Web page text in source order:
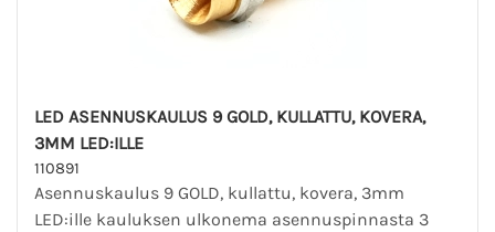
LED ASENNUSKAULUS 9 GOLD, KULLATTU, KOVERA,
3MM LED:ILLE
110891
Asennuskaulus 9 GOLD, kullattu, kovera, 3mm
LED:ille kauluksen ulkonema asennuspinnasta 3